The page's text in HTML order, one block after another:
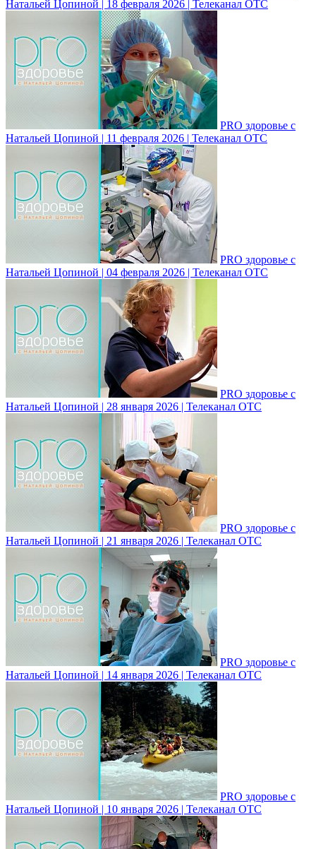
Натальей Цопиной | 18 февраля 2026 | Телеканал ОТС
PRO здоровье с
Натальей Цопиной | 11 февраля 2026 | Телеканал ОТС
PRO здоровье с
Натальей Цопиной | 04 февраля 2026 | Телеканал ОТС
PRO здоровье с
Натальей Цопиной | 28 января 2026 | Телеканал ОТС
PRO здоровье с
Натальей Цопиной | 21 января 2026 | Телеканал ОТС
PRO здоровье с
Натальей Цопиной | 14 января 2026 | Телеканал ОТС
PRO здоровье с
Натальей Цопиной | 10 января 2026 | Телеканал ОТС